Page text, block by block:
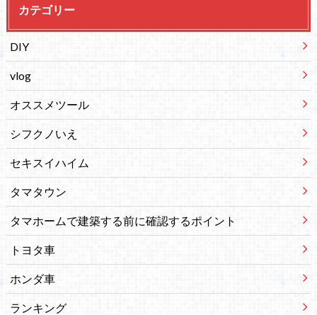
カテゴリー
DIY
vlog
オススメツール
シフクノいえ
セキスイハイム
タマタウン
タマホームで建築する前に確認するポイント
トヨタ車
ホンダ車
ランキング